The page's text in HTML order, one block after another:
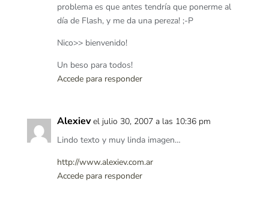
problema es que antes tendría que ponerme al
día de Flash, y me da una pereza! ;-P
Nico>> bienvenido!
Un beso para todos!
Accede para responder
Alexiev el julio 30, 2007 a las 10:36 pm
Lindo texto y muy linda imagen…
http://www.alexiev.com.ar
Accede para responder